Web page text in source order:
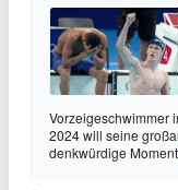
Vorzeigeschwimmer
2024 will seine
denkwürdige